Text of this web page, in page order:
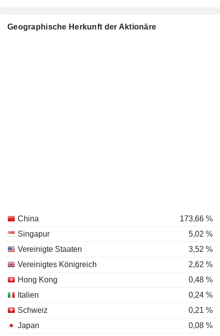
Geographische Herkunft der Aktionäre
China
173,66 %
Singapur
5,02 %
Vereinigte Staaten
3,52 %
Vereinigtes Königreich
2,62 %
Hong Kong
0,48 %
Italien
0,24 %
Schweiz
0,21 %
Japan
0,08 %